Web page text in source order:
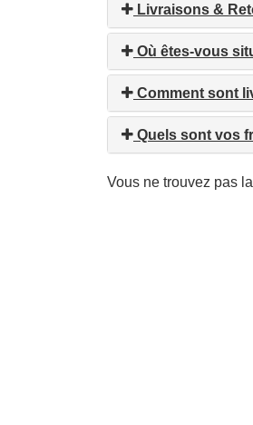
Livraisons &
Où êtes-vous
Comment sont
Quels sont vos
Vous ne trouvez pas